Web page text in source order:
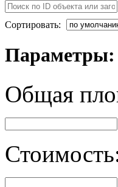
Сортировать:
Параметры:
Общая